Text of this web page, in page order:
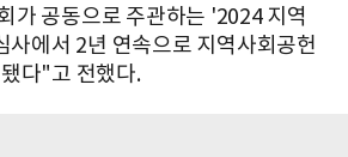
가 공동으로 주관하는 '2024 지역
사에서 2년 연속으로 지역사회공헌
다"고 전했다.